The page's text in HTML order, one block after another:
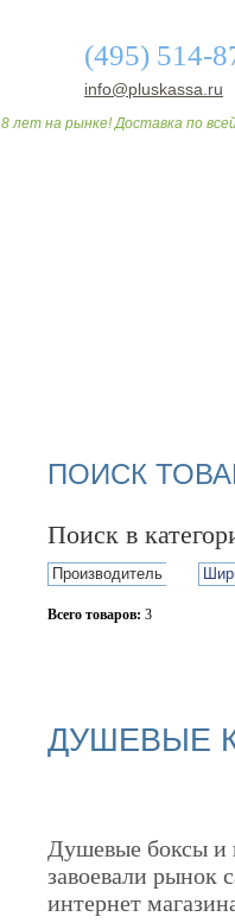
(495) 514-
info@pluskassa.ru
8 лет на рынке! Доставка по
ПОИСК
Поиск в
Производитель
Всего товаров: 3
ДУШЕВЫЕ
Душевые боксы и
завоевали рынок
интернет